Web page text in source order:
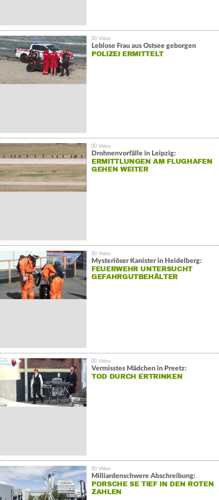
Leblose Frau aus Ostsee geborgen
POLIZEI ERMITTELT
Drohnenvorfälle in Leipzig:
ERMITTLUNGEN AM FLUGHAFEN
GEHEN WEITER
Mysteriöser Kanister in Heidelberg:
FEUERWEHR UNTERSUCHT
GEFAHRGUTBEHÄLTER
Vermisstes Mädchen in Preetz:
TOD DURCH ERTRINKEN
Milliardenschwere Abschreibung:
PORSCHE SE TIEF IN DEN ROTEN
ZAHLEN